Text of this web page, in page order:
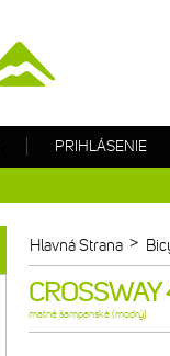
Hlavná Strana >
matná šampanská (modrý)
PRIHLÁSENIE